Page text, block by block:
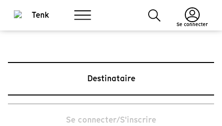
Se connecter
Destinataire
Se connecter/S'inscrire